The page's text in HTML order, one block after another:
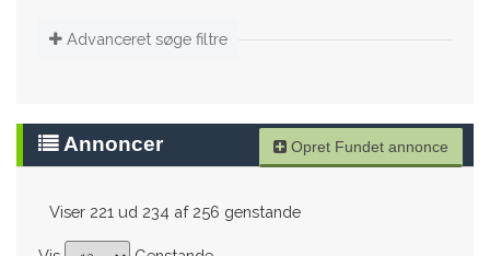
Advanceret søge filtre
Annoncer Opret Fundet annonce
Viser 221 ud 234 af 256 genstande